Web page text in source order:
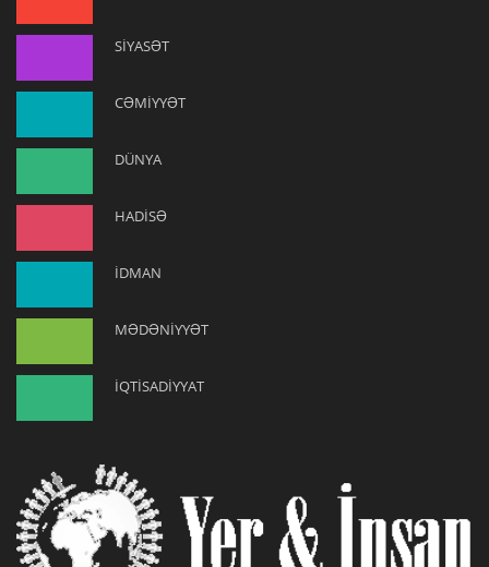
SİYASƏT
CƏMİYYƏT
DÜNYA
HADİSƏ
İDMAN
MƏDƏNİYYƏT
İQTİSADİYYAT